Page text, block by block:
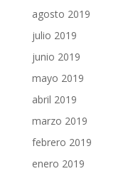
agosto 2019
julio 2019
junio 2019
mayo 2019
abril 2019
marzo 2019
febrero 2019
enero 2019